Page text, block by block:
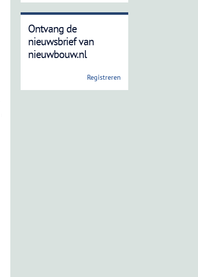
Ontvang de
nieuwsbrief van
nieuwbouw.nl
Registreren